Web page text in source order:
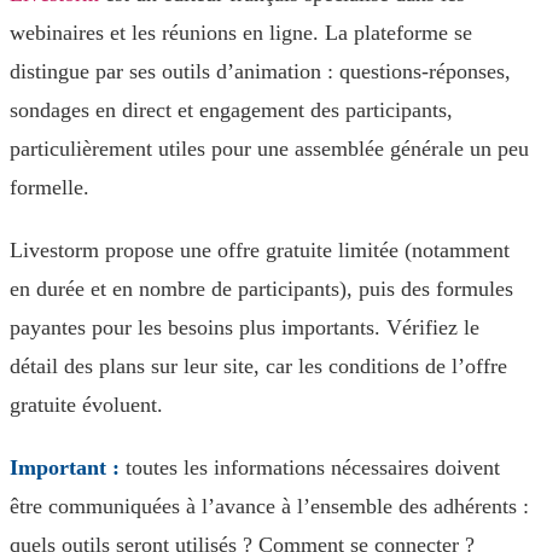
webinaires et les réunions en ligne. La plateforme se
distingue par ses outils d’animation : questions-réponses,
sondages en direct et engagement des participants,
particulièrement utiles pour une assemblée générale un peu
formelle.
Livestorm propose une offre gratuite limitée (notamment
en durée et en nombre de participants), puis des formules
payantes pour les besoins plus importants. Vérifiez le
détail des plans sur leur site, car les conditions de l’offre
gratuite évoluent.
Important : toutes les informations nécessaires doivent
être communiquées à l’avance à l’ensemble des adhérents :
quels outils seront utilisés ? Comment se connecter ?